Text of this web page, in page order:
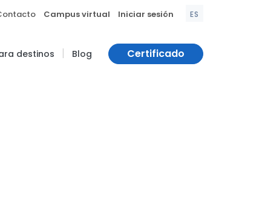
Campus virtual Iniciar sesión ES
destinos | Blog Certificado